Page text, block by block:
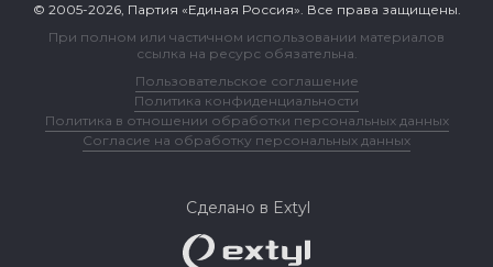
© 2005-2026, Партия «Единая Россия». Все права защищены.
При полном или частичном использовании материалов
ссылка на ресурс обязательна.
Пользовательское соглашение
Политика конфиденциальности
Политика в отношении обработки персональных данных
Согласие на обработку персональных данных
Сделано в Extyl